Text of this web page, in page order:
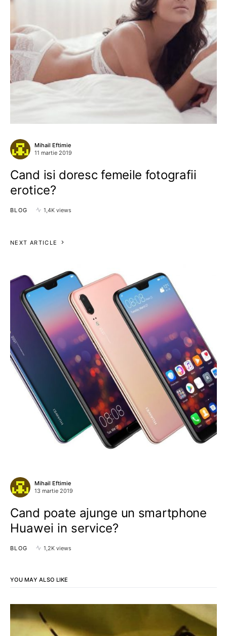
Mihail Eftimie
11 martie 2019
Cand isi doresc femeile fotografii
erotice?
BLOG 1,4K views
NEXT ARTICLE
Mihail Eftimie
13 martie 2019
Cand poate ajunge un smartphone
Huawei in service?
BLOG 1,2K views
YOU MAY ALSO LIKE